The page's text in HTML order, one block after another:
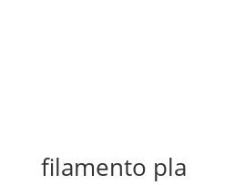
filamento pla